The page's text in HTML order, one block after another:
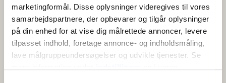
marketingformål. Disse oplysninger videregives til vores
samarbejdspartnere, der opbevarer og tilgår oplysninger
på din enhed for at vise dig målrettede annoncer, levere
tilpasset indhold, foretage annonce- og indholdsmåling,
lave målgruppeundersøgelser og udvikle tjenester. Se
Schönes Ferienhaus von 58 m² mit einem
einladenden, abgeschlossenen Innenhof.
4 Betten Kostenloses WLAN